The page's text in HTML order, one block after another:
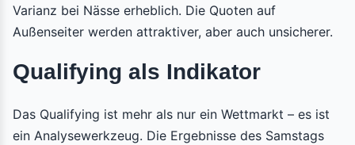
Varianz bei Nässe erheblich. Die Quoten auf
Außenseiter werden attraktiver, aber auch unsicherer.
Qualifying als Indikator
Das Qualifying ist mehr als nur ein Wettmarkt – es ist
ein Analysewerkzeug. Die Ergebnisse des Samstags